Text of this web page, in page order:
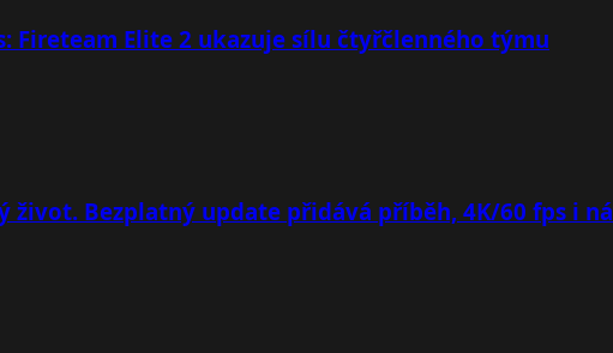
Fireteam Elite 2 ukazuje sílu čtyřčlenného týmu
život. Bezplatný update přidává příběh, 4K/60 fps i